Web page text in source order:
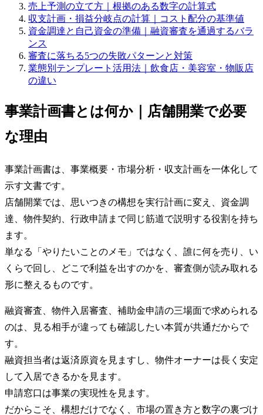
売上予測の立て方｜根拠のある数字の計算式
収支計画・損益分岐点の計算｜コスト配分の基準値
資金調達と自己資金の準備｜融資審査を通過するバラ
ンス
審査に落ちる5つの失敗パターンと対策
業態別テンプレート活用法｜飲食店・美容室・物販店
の違い
事業計画書とは何か｜店舗開業で必要
な理由
事業計画書は、事業概要・市場分析・収支計画を一体化して
示す文書です。
店舗開業では、思いつきの構想を実行計画に変え、資金調
達、物件契約、行政申請まで同じ筋道で説明する役割を持ち
ます。
単なる「やりたいことのメモ」ではなく、誰に何を売り、い
くらで回し、どこで利益を出すのかを、審査側が読み取れる
形に整えるものです。
融資審査、物件入居審査、補助金申請の三場面で求められる
のは、見る相手が違っても確認したい本質が共通だからで
す。
融資担当者は返済原資を見ますし、物件オーナーは長く安定
して入居できるかを見ます。
申請窓口は事業の実現性を見ます。
だからこそ、構想だけでなく、市場の置き方と数字の裏づけ